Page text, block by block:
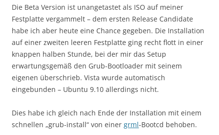
Die Beta Version ist unangetastet als ISO auf meiner
Festplatte vergammelt – dem ersten Release Candidate
habe ich aber heute eine Chance gegeben. Die Installation
auf einer zweiten leeren Festplatte ging recht flott in einer
knappen halben Stunde, bei der mir das Setup
erwartungsgemäß den Grub-Bootloader mit seinem
eigenen überschrieb. Vista wurde automatisch
eingebunden – Ubuntu 9.10 allerdings nicht.
Dies habe ich gleich nach Ende der Installation mit einem
schnellen „grub-install“ von einer grml-Bootcd behoben.